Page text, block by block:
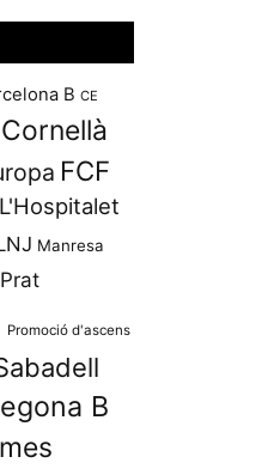
B CE
Cornellà
FCF
L'Hospitalet
Manresa
Prat
Promoció d'ascens
B